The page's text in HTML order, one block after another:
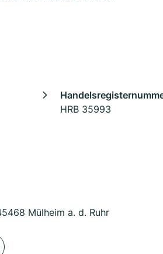
HRB 35993
Mülheim a. d. Ruhr